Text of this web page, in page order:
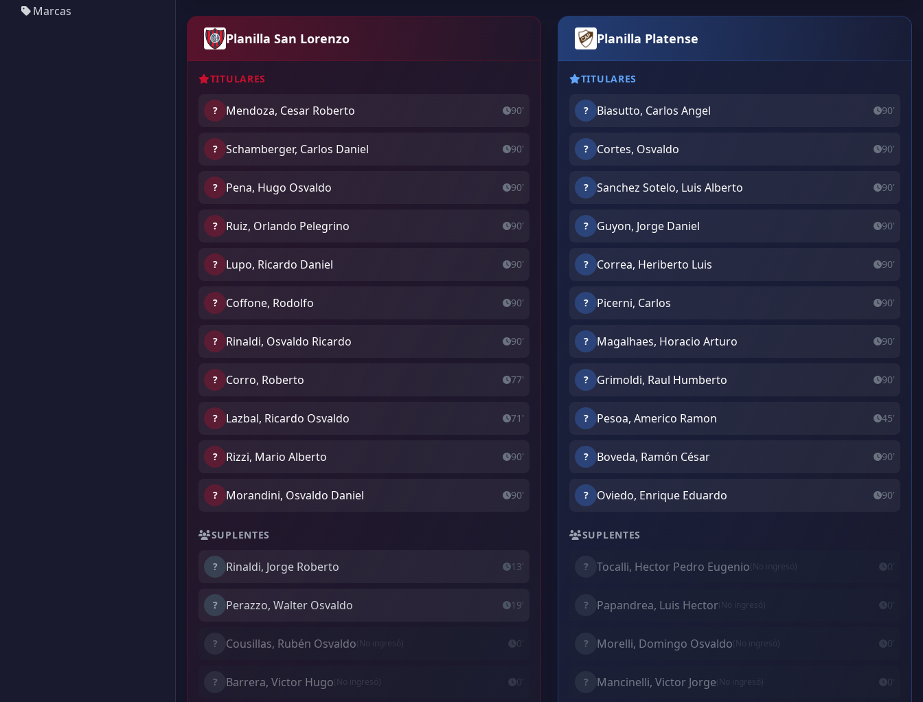
Marcas
Planilla San Lorenzo
TITULARES
? Mendoza, Cesar Roberto 90'
? Schamberger, Carlos Daniel 90'
? Pena, Hugo Osvaldo 90'
? Ruiz, Orlando Pelegrino 90'
? Lupo, Ricardo Daniel 90'
? Coffone, Rodolfo 90'
? Rinaldi, Osvaldo Ricardo 90'
? Corro, Roberto 77'
? Lazbal, Ricardo Osvaldo 71'
? Rizzi, Mario Alberto 90'
? Morandini, Osvaldo Daniel 90'
SUPLENTES
? Rinaldi, Jorge Roberto 13'
? Perazzo, Walter Osvaldo 19'
? Cousillas, Rubén Osvaldo(No ingresó) 0'
? Barrera, Victor Hugo(No ingresó) 0'
Planilla Platense
TITULARES
? Biasutto, Carlos Angel 90'
? Cortes, Osvaldo 90'
? Sanchez Sotelo, Luis Alberto 90'
? Guyon, Jorge Daniel 90'
? Correa, Heriberto Luis 90'
? Picerni, Carlos 90'
? Magalhaes, Horacio Arturo 90'
? Grimoldi, Raul Humberto 90'
? Pesoa, Americo Ramon 45'
? Boveda, Ramón César 90'
? Oviedo, Enrique Eduardo 90'
SUPLENTES
? Tocalli, Hector Pedro Eugenio (No ingresó) 0'
? Papandrea, Luis Hector(No ingresó) 0'
? Morelli, Domingo Osvaldo(No ingresó) 0'
? Mancinelli, Victor Jorge(No ingresó) 0'